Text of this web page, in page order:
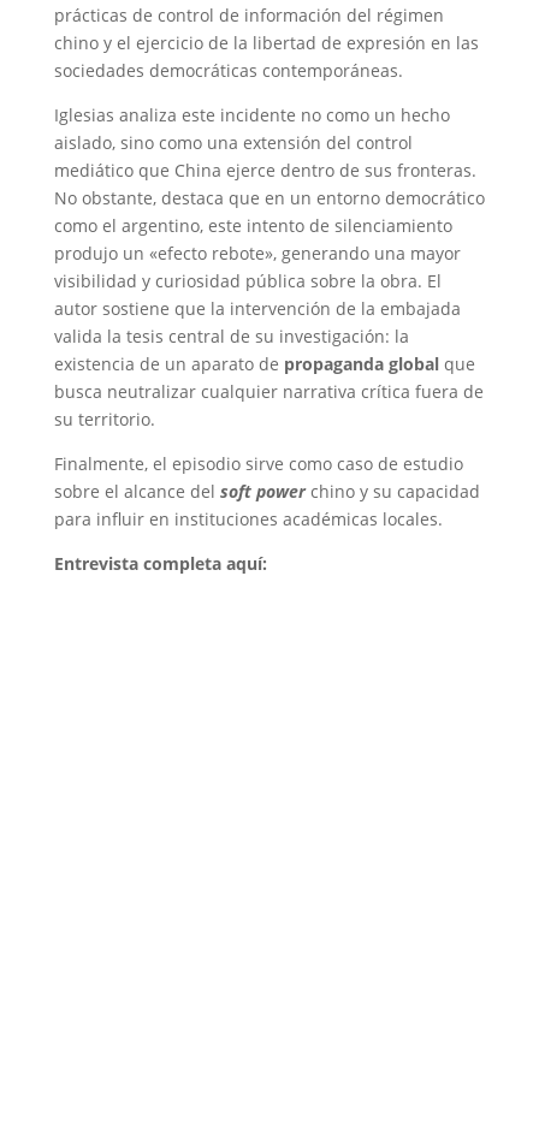
prácticas de control de información del régimen
chino y el ejercicio de la libertad de expresión en las
sociedades democráticas contemporáneas.
Iglesias analiza este incidente no como un hecho
aislado, sino como una extensión del control
mediático que China ejerce dentro de sus fronteras.
No obstante, destaca que en un entorno democrático
como el argentino, este intento de silenciamiento
produjo un «efecto rebote», generando una mayor
visibilidad y curiosidad pública sobre la obra. El
autor sostiene que la intervención de la embajada
valida la tesis central de su investigación: la
existencia de un aparato de propaganda globalque
busca neutralizar cualquier narrativa crítica fuera de
su territorio.
Finalmente, el episodio sirve como caso de estudio
sobre el alcance del soft powerchino y su capacidad
para influir en instituciones académicas locales.
Entrevista completa aquí: